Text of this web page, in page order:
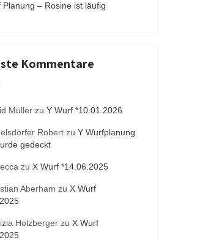
Planung – Rosine ist läufig
Kommentare
Müller zu Y Wurf *10.01.2026
Robert zu Y Wurfplanung
gedeckt
zu X Wurf *14.06.2025
Aberham zu X Wurf
Holzberger zu X Wurf